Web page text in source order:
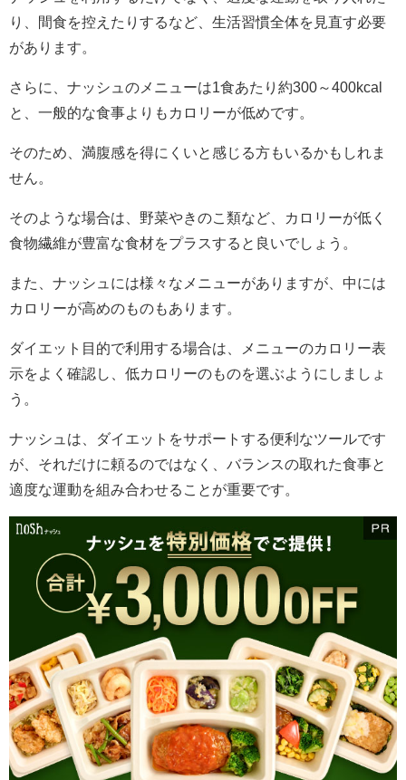
り、間食を控えたりするなど、生活習慣全体を見直す必要
があります。
さらに、ナッシュのメニューは1食あたり約300～400kcal
と、一般的な食事よりもカロリーが低めです。
そのため、満腹感を得にくいと感じる方もいるかもしれま
せん。
そのような場合は、野菜やきのこ類など、カロリーが低く
食物繊維が豊富な食材をプラスすると良いでしょう。
また、ナッシュには様々なメニューがありますが、中には
カロリーが高めのものもあります。
ダイエット目的で利用する場合は、メニューのカロリー表
示をよく確認し、低カロリーのものを選ぶようにしましょ
う。
ナッシュは、ダイエットをサポートする便利なツールです
が、それだけに頼るのではなく、バランスの取れた食事と
適度な運動を組み合わせることが重要です。